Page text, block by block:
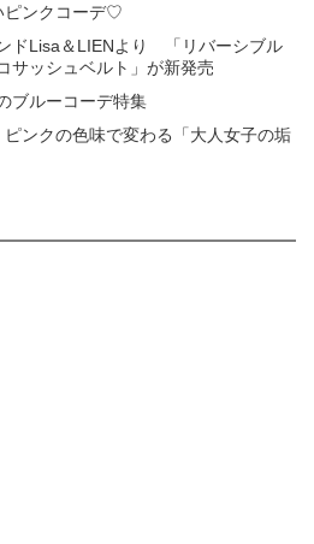
ピンクコーデ♡
ドLisa＆LIENより 「リバーシブル
サッシュベルト」が新発売
ブルーコーデ特集
ンクの色味で変わる「大人女子の垢